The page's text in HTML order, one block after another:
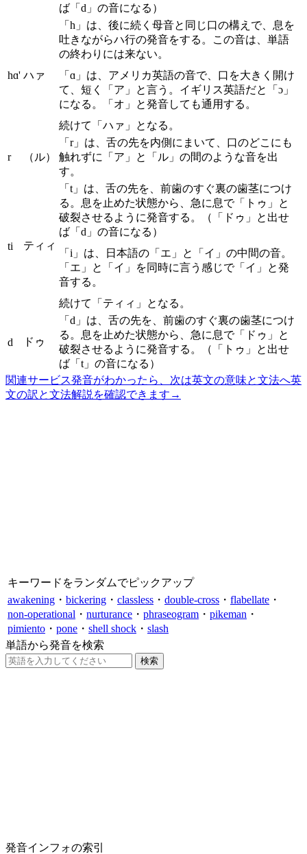
ば「d」の音になる）
hɑ' ハァ
「h」は、後に続く母音と同じ口の構えで、息を
吐きながらハ行の発音をする。この音は、単語
の終わりには来ない。
「ɑ」は、アメリカ英語の音で、口を大きく開け
て、短く「ア」と言う。イギリス英語だと「ɔ」
になる。「オ」と発音しても通用する。
続けて「ハァ」となる。
r （ル）
「r」は、舌の先を内側にまいて、口のどこにも
触れずに「ア」と「ル」の間のような音を出
す。
ti ティィ
「t」は、舌の先を、前歯のすぐ裏の歯茎につけ
る。息を止めた状態から、急に息で「トゥ」と
破裂させるように発音する。（「ドゥ」と出せ
ば「d」の音になる）
「i」は、日本語の「エ」と「イ」の中間の音。
「エ」と「イ」を同時に言う感じで「イ」と発
音する。
続けて「ティィ」となる。
d ドゥ
「d」は、舌の先を、前歯のすぐ裏の歯茎につけ
る。息を止めた状態から、急に息で「ドゥ」と
破裂させるように発音する。（「トゥ」と出せ
ば「t」の音になる）
関連サービス発音がわかったら、次は英文の意味と文法へ英
文の訳と文法解説を確認できます →
キーワードをランダムでピックアップ
awakening ・ bickering ・ classless ・ double-cross ・ flabellate ・
non-operational ・ nurturance ・ phraseogram ・ pikeman ・
pimiento ・ pone ・ shell shock ・ slash
単語から発音を検索
発音インフォの索引